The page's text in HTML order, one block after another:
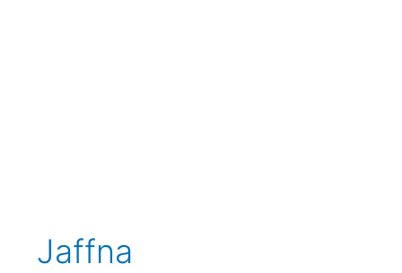
Jaffna